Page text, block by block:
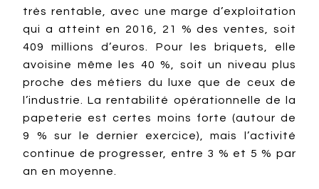
très rentable, avec une marge d’exploitation
qui a atteint en 2016, 21 % des ventes, soit
409 millions d’euros. Pour les briquets, elle
avoisine même les 40 %, soit un niveau plus
proche des métiers du luxe que de ceux de
l’industrie. La rentabilité opérationnelle de la
papeterie est certes moins forte (autour de
9 % sur le dernier exercice), mais l’activité
continue de progresser, entre 3 % et 5 % par
an en moyenne.